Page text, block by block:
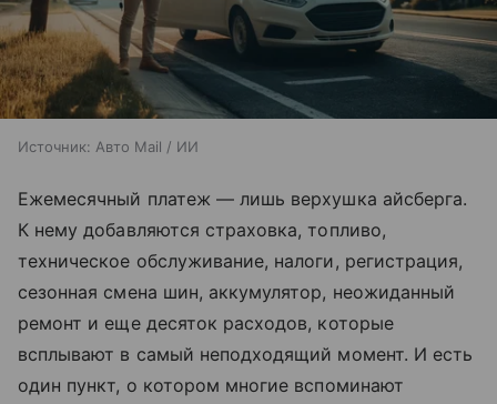
Источник: Авто Mail / ИИ
Ежемесячный платеж — лишь верхушка айсберга.
К нему добавляются страховка, топливо,
техническое обслуживание, налоги, регистрация,
сезонная смена шин, аккумулятор, неожиданный
ремонт и еще десяток расходов, которые
всплывают в самый неподходящий момент. И есть
один пункт, о котором многие вспоминают